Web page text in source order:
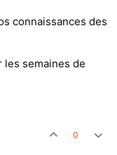
connaissances des
les semaines de
0